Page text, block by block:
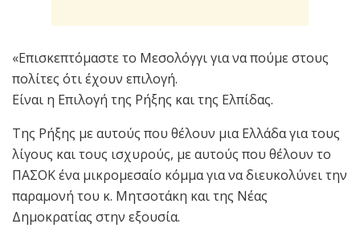
«Επισκεπτόμαστε το Μεσολόγγι για να πούμε στους
πολίτες ότι έχουν επιλογή.
Είναι η Επιλογή της Ρήξης και της Ελπίδας.
Της Ρήξης με αυτούς που θέλουν μια Ελλάδα για τους
λίγους και τους ισχυρούς, με αυτούς που θέλουν το
ΠΑΣΟΚ ένα μικρομεσαίο κόμμα για να διευκολύνει την
παραμονή του κ. Μητσοτάκη και της Νέας
Δημοκρατίας στην εξουσία.